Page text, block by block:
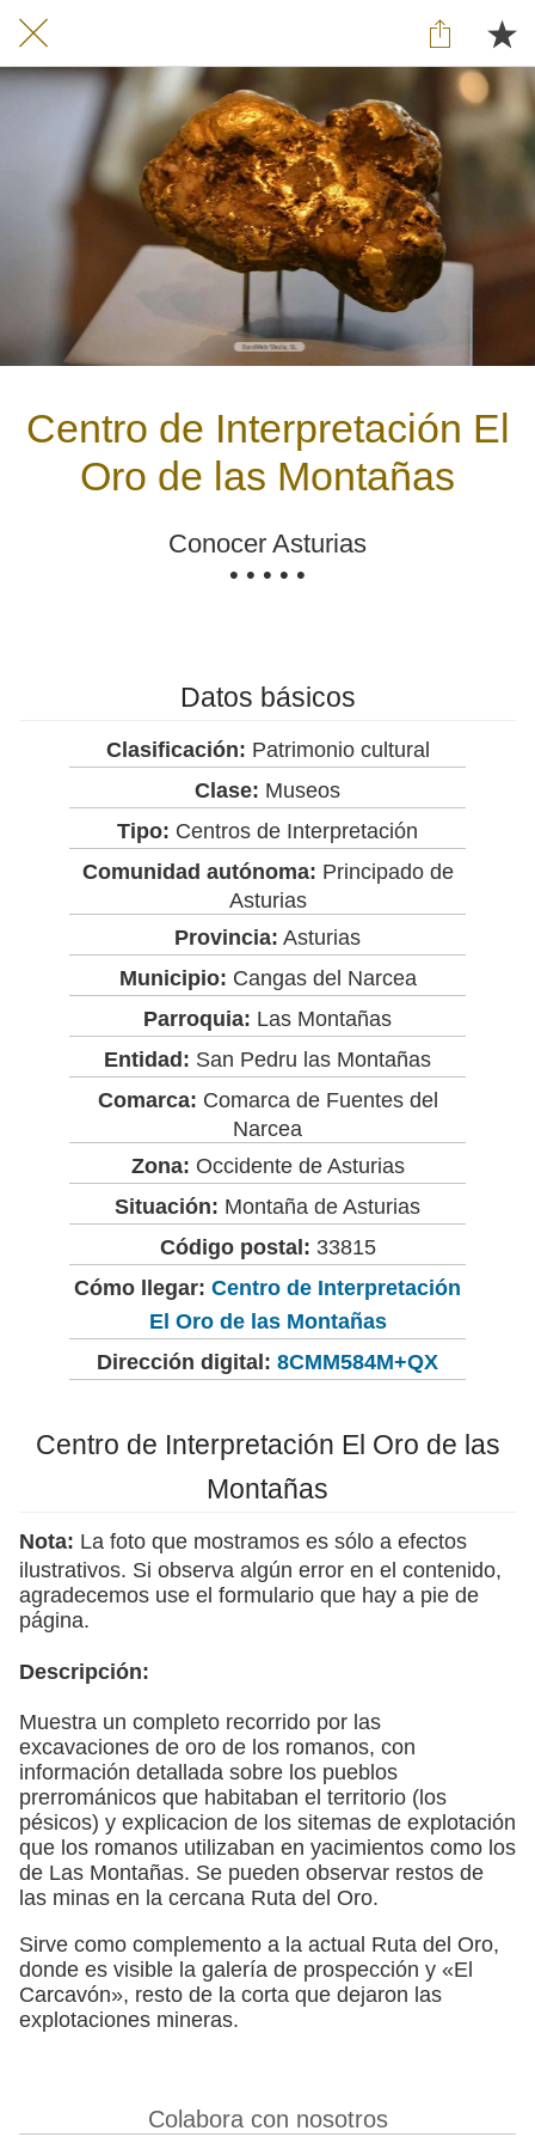
Centro de Interpretación El
Oro de las Montañas
Conocer Asturias
• • • • •
Datos básicos
Clasificación: Patrimonio cultural
Clase: Museos
Tipo: Centros de Interpretación
Comunidad autónoma: Principado de
Asturias
Provincia: Asturias
Municipio: Cangas del Narcea
Parroquia: Las Montañas
Entidad: San Pedru las Montañas
Comarca: Comarca de Fuentes del
Narcea
Zona: Occidente de Asturias
Situación: Montaña de Asturias
Código postal: 33815
Cómo llegar: Centro de Interpretación
El Oro de las Montañas
Dirección digital: 8CMM584M+QX
Centro de Interpretación El Oro de las
Montañas
Nota: La foto que mostramos es sólo a efectos
ilustrativos. Si observa algún error en el contenido,
agradecemos use el formulario que hay a pie de
página.
Descripción:
Muestra un completo recorrido por las
excavaciones de oro de los romanos, con
información detallada sobre los pueblos
prerrománicos que habitaban el territorio (los
pésicos) y explicacion de los sitemas de explotación
que los romanos utilizaban en yacimientos como los
de Las Montañas. Se pueden observar restos de
las minas en la cercana Ruta del Oro.
Sirve como complemento a la actual Ruta del Oro,
donde es visible la galería de prospección y «El
Carcavón», resto de la corta que dejaron las
explotaciones mineras.
Colabora con nosotros